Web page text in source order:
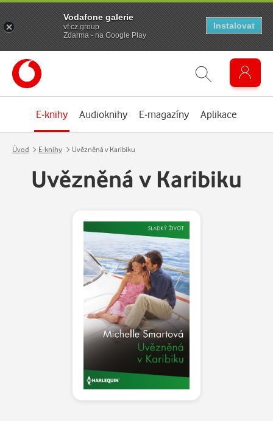
E-knihy Audioknihy E-magazíny Aplikace
Úvod E-knihy Uvězněná v Karibiku
Uvězněná v Karibiku
Vodafone galerie
vf.cz.group
Zdarma - na Google Play
Instalovat